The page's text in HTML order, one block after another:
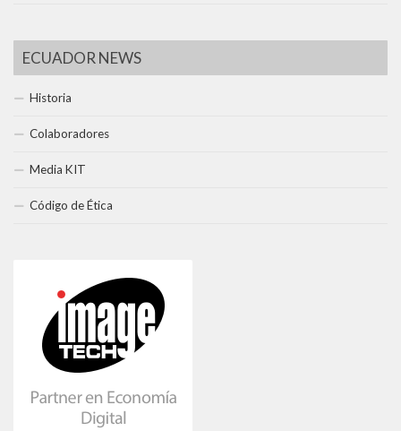
ECUADOR NEWS
Historia
Colaboradores
Media KIT
Código de Ética